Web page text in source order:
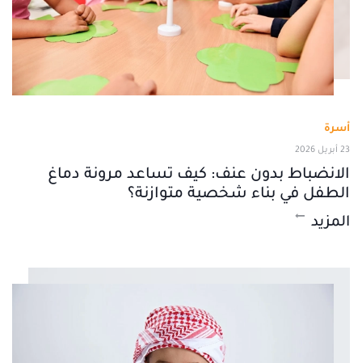
أسرة
23 أبريل 2026
الانضباط بدون عنف: كيف تساعد مرونة دماغ
الطفل في بناء شخصية متوازنة؟
المزيد